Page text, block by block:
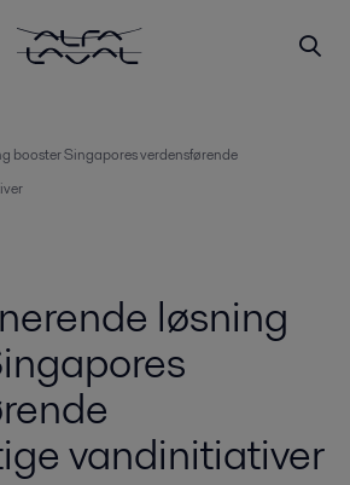
booster Singapores verdensførende
løsning
vandinitiativer